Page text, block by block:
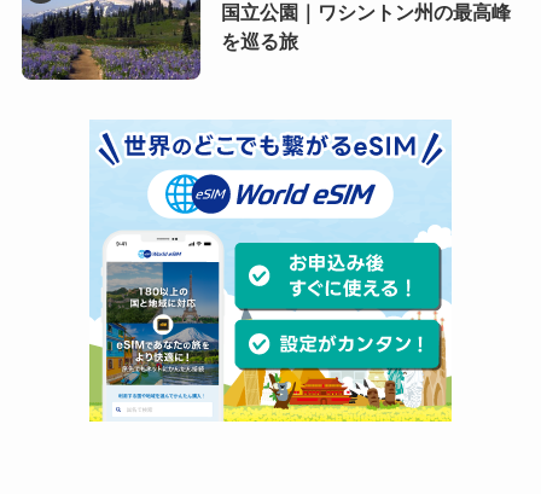
国立公園｜ワシントン州の最高峰
を巡る旅